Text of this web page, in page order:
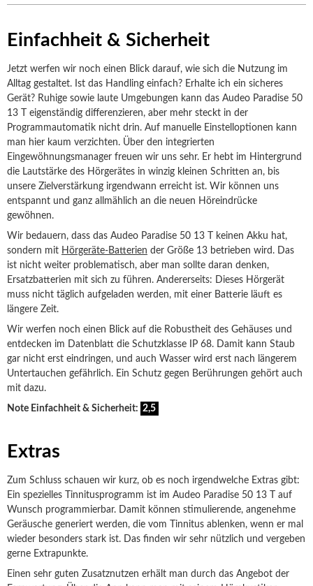
Einfachheit & Sicherheit
Jetzt werfen wir noch einen Blick darauf, wie sich die Nutzung im
Alltag gestaltet. Ist das Handling einfach? Erhalte ich ein sicheres
Gerät? Ruhige sowie laute Umgebungen kann das Audeo Paradise 50
13 T eigenständig differenzieren, aber mehr steckt in der
Programmautomatik nicht drin. Auf manuelle Einstelloptionen kann
man hier kaum verzichten. Über den integrierten
Eingewöhnungsmanager freuen wir uns sehr. Er hebt im Hintergrund
die Lautstärke des Hörgerätes in winzig kleinen Schritten an, bis
unsere Zielverstärkung irgendwann erreicht ist. Wir können uns
entspannt und ganz allmählich an die neuen Höreindrücke
gewöhnen.
Wir bedauern, dass das Audeo Paradise 50 13 T keinen Akku hat,
sondern mit Hörgeräte-Batterien der Größe 13 betrieben wird. Das
ist nicht weiter problematisch, aber man sollte daran denken,
Ersatzbatterien mit sich zu führen. Andererseits: Dieses Hörgerät
muss nicht täglich aufgeladen werden, mit einer Batterie läuft es
längere Zeit.
Wir werfen noch einen Blick auf die Robustheit des Gehäuses und
entdecken im Datenblatt die Schutzklasse IP 68. Damit kann Staub
gar nicht erst eindringen, und auch Wasser wird erst nach längerem
Untertauchen gefährlich. Ein Schutz gegen Berührungen gehört auch
mit dazu.
Note Einfachheit & Sicherheit: 2,5
Extras
Zum Schluss schauen wir kurz, ob es noch irgendwelche Extras gibt:
Ein spezielles Tinnitusprogramm ist im Audeo Paradise 50 13 T auf
Wunsch programmierbar. Damit können stimulierende, angenehme
Geräusche generiert werden, die vom Tinnitus ablenken, wenn er mal
wieder besonders stark ist. Das finden wir sehr nützlich und vergeben
gerne Extrapunkte.
Einen sehr guten Zusatznutzen erhält man durch das Angebot der